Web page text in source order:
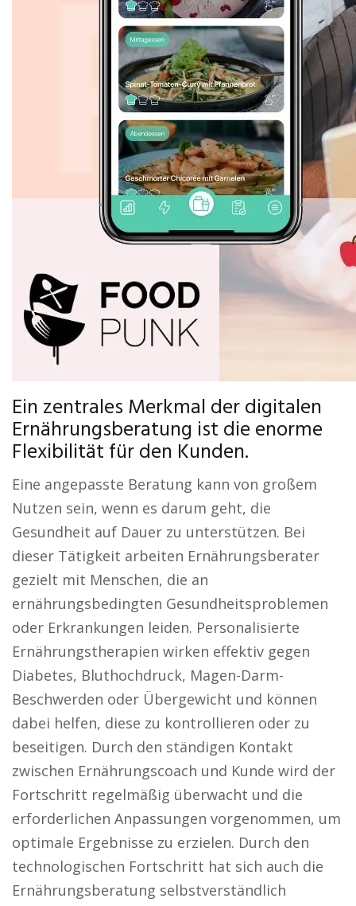
Ein zentrales Merkmal der digitalen
Ernährungsberatung ist die enorme
Flexibilität für den Kunden.
Eine angepasste Beratung kann von großem
Nutzen sein, wenn es darum geht, die
Gesundheit auf Dauer zu unterstützen. Bei
dieser Tätigkeit arbeiten Ernährungsberater
gezielt mit Menschen, die an
ernährungsbedingten Gesundheitsproblemen
oder Erkrankungen leiden. Personalisierte
Ernährungstherapien wirken effektiv gegen
Diabetes, Bluthochdruck, Magen-Darm-
Beschwerden oder Übergewicht und können
dabei helfen, diese zu kontrollieren oder zu
beseitigen. Durch den ständigen Kontakt
zwischen Ernährungscoach und Kunde wird der
Fortschritt regelmäßig überwacht und die
erforderlichen Anpassungen vorgenommen, um
optimale Ergebnisse zu erzielen. Durch den
technologischen Fortschritt hat sich auch die
Ernährungsberatung selbstverständlich